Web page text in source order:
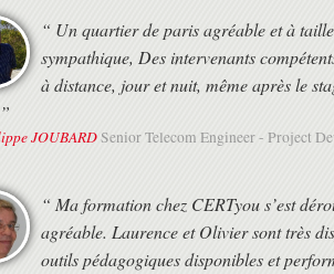
la haute disponibilité FCIP
une extension SAN Mettre en oeuvre
la performance FCIP avec les outils tels que I/O
“ Un quartier de paris agréable et à
sympathique, Des intervenants
à distance, jour et nuit, même après le
JOUBARDSenior Telecom Engineer - Project
“ Ma formation chez CERTyou s’est
agréable. Laurence et Olivier sont très
outils pédagogiques disponibles et